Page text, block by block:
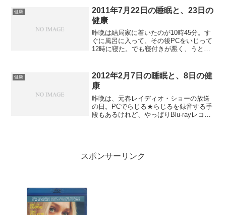
て、トイレで行きたくて起きたら、もう8
時。今日は早く起きるかと...
健康
2011年7月22日の睡眠と、23日の
健康
昨晩は結局家に着いたのが10時45分。す
ぐに風呂に入って、その後PCをいじって
12時に寝た。でも寝付きが悪く、うとう
い、その後は眠れない。それでも8時30分
ぐらいま...
健康
2012年2月7日の睡眠と、8日の健
康
昨晩は、元春レイディオ・ショーの放送
の日。PCでらじる★らじるを録音する手
段もあるけれど、やっぱりBlu-rayレコー
スポンサーリンク